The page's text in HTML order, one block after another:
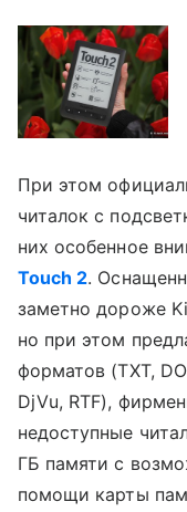
При этом
читалок с
них особенное
Touch 2.
заметно дороже
но при этом
форматов (TXT,
DjVu, RTF),
недоступные
ГБ памяти с
помощи карты